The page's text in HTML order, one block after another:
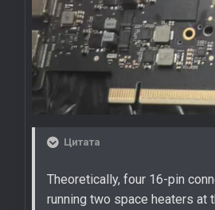
Цитата
Theoretically, four 16-pin
running two space heaters at